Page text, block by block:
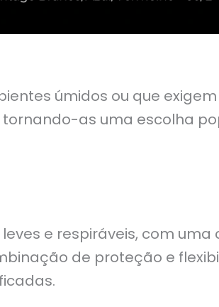
úmidos ou que
as uma escolha
e respiráveis, com
de proteção e